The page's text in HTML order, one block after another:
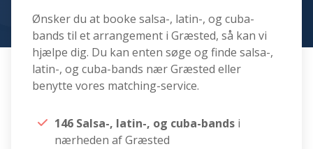
Ønsker du at booke salsa-, latin-, og cuba-
bands til et arrangement i Græsted, så kan vi
hjælpe dig. Du kan enten søge og finde salsa-,
latin-, og cuba-bands nær Græsted eller
benytte vores matching-service.
146 Salsa-, latin-, og cuba-bands i
nærheden af Græsted